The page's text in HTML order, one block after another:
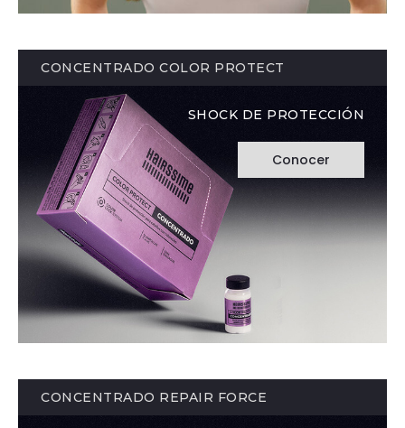
CONCENTRADO COLOR PROTECT
SHOCK DE PROTECCIÓN
Conocer
CONCENTRADO REPAIR FORCE